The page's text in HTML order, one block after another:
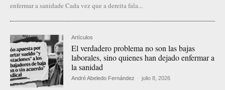
enfermar a sanidade Cada vez que a dereita fala...
Artículos
El verdadero problema no son las bajas
laborales, sino quienes han dejado enfermar a
la sanidad
André Abeledo Fernández - julio 8, 2026